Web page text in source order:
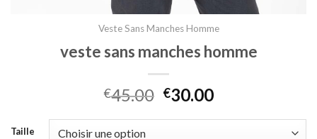
Veste Sans Manches Homme
veste sans manches homme
€45.00 €30.00
Taille